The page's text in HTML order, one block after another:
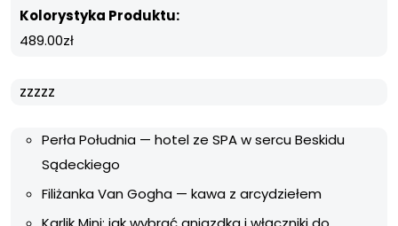
Kolorystyka Produktu:
489.00zł
zzzzz
Perła Południa — hotel ze SPA w sercu Beskidu
Sądeckiego
Filiżanka Van Gogha — kawa z arcydziełem